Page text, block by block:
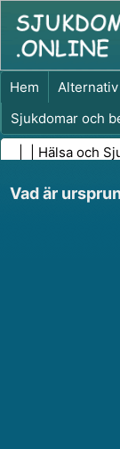
Hem
Sjukdomar och
Kost och näring
Hälsa och
Vad är